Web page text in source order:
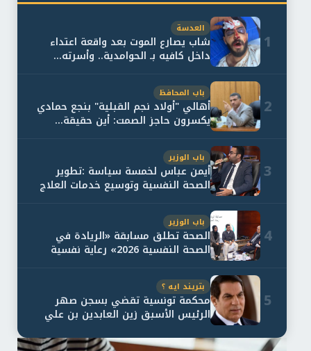
1
العدسة
شاب يصارع الموت بعد واقعة اعتداء
داخل كافيه بـ الحوامدية.. وأسرته...
2
باب المحافظ
أهالي "أولاد نجم القبلية" بنجع حمادي
يكسرون حاجز الصمت: أين حقيقة...
3
باب الوزير
أيمن عباس لخمسة سياسة :تطوير
الصحة النفسية وتوسيع خدمات العلاج
4
باب الوزير
الصحة تطلق مسابقة «الريادة في
الصحة النفسية 2026» رعاية نفسية
5
بتريند ايه ؟
محكمة تونسية تقضي بسجن صهر
الرئيس الأسبق زين العابدين بن علي